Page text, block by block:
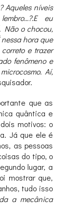
Aqueles níveis
eu
Não o chocou,
hora que
e trazer
fenômeno e
Aí,
que as
quântica e
motivos: o
Já que ele é
as pessoas
do tipo, o
lugar, a
mostrar que,
tudo isso
a mecânica